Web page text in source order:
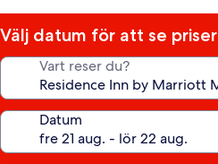
Välj datum för att se priser
Vart reser du?
Datum